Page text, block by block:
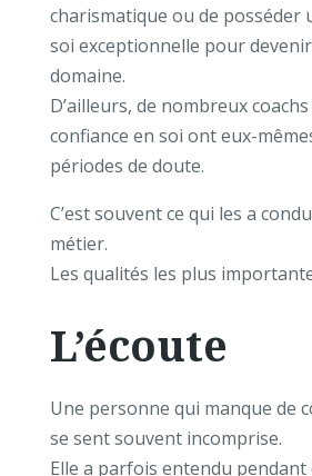
charismatique ou de posséder
soi exceptionnelle pour
domaine.
D’ailleurs, de nombreux
confiance en soi ont eux-
périodes de doute.
C’est souvent ce qui les a
métier.
Les qualités les plus
L’écoute
Une personne qui manque de
se sent souvent incomprise.
Elle a parfois entendu pendant